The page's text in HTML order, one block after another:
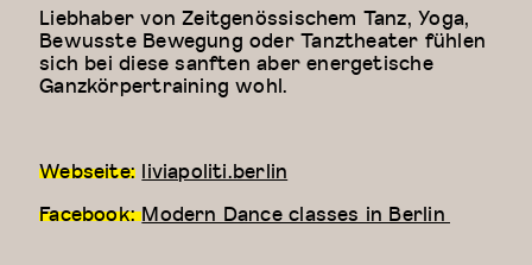
Liebhaber von Zeitgenössischem Tanz, Yoga,
Bewusste Bewegung oder Tanztheater fühlen
sich bei diese sanften aber energetische
Ganzkörpertraining wohl.
Webseite: liviapoliti.berlin
Facebook:Modern Dance classes in Berlin